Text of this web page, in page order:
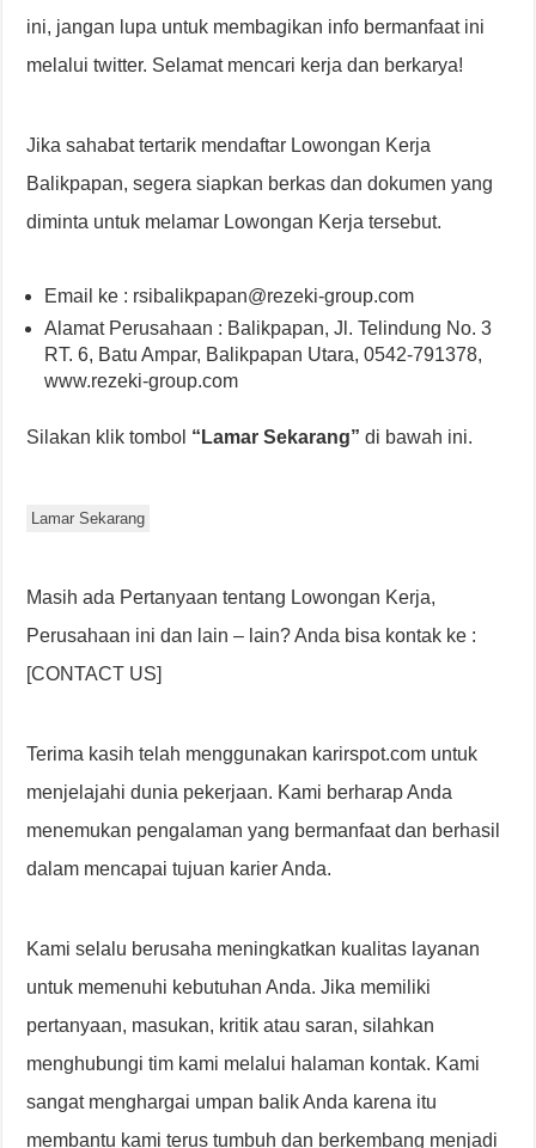
ini, jangan lupa untuk membagikan info bermanfaat ini
melalui twitter. Selamat mencari kerja dan berkarya!
Jika sahabat tertarik mendaftar Lowongan Kerja
Balikpapan, segera siapkan berkas dan dokumen yang
diminta untuk melamar Lowongan Kerja tersebut.
Email ke : rsibalikpapan@rezeki-group.com
Alamat Perusahaan : Balikpapan, Jl. Telindung No. 3
RT. 6, Batu Ampar, Balikpapan Utara, 0542-791378,
www.rezeki-group.com
Silakan klik tombol “Lamar Sekarang” di bawah ini.
Lamar Sekarang
Masih ada Pertanyaan tentang Lowongan Kerja,
Perusahaan ini dan lain – lain? Anda bisa kontak ke :
[CONTACT US]
Terima kasih telah menggunakan karirspot.com untuk
menjelajahi dunia pekerjaan. Kami berharap Anda
menemukan pengalaman yang bermanfaat dan berhasil
dalam mencapai tujuan karier Anda.
Kami selalu berusaha meningkatkan kualitas layanan
untuk memenuhi kebutuhan Anda. Jika memiliki
pertanyaan, masukan, kritik atau saran, silahkan
menghubungi tim kami melalui halaman kontak. Kami
sangat menghargai umpan balik Anda karena itu
membantu kami terus tumbuh dan berkembang menjadi